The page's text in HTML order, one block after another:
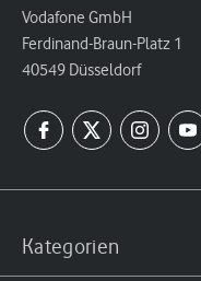
Vodafone GmbH
Ferdinand-Braun-Platz 1
40549 Düsseldorf
Kategorien